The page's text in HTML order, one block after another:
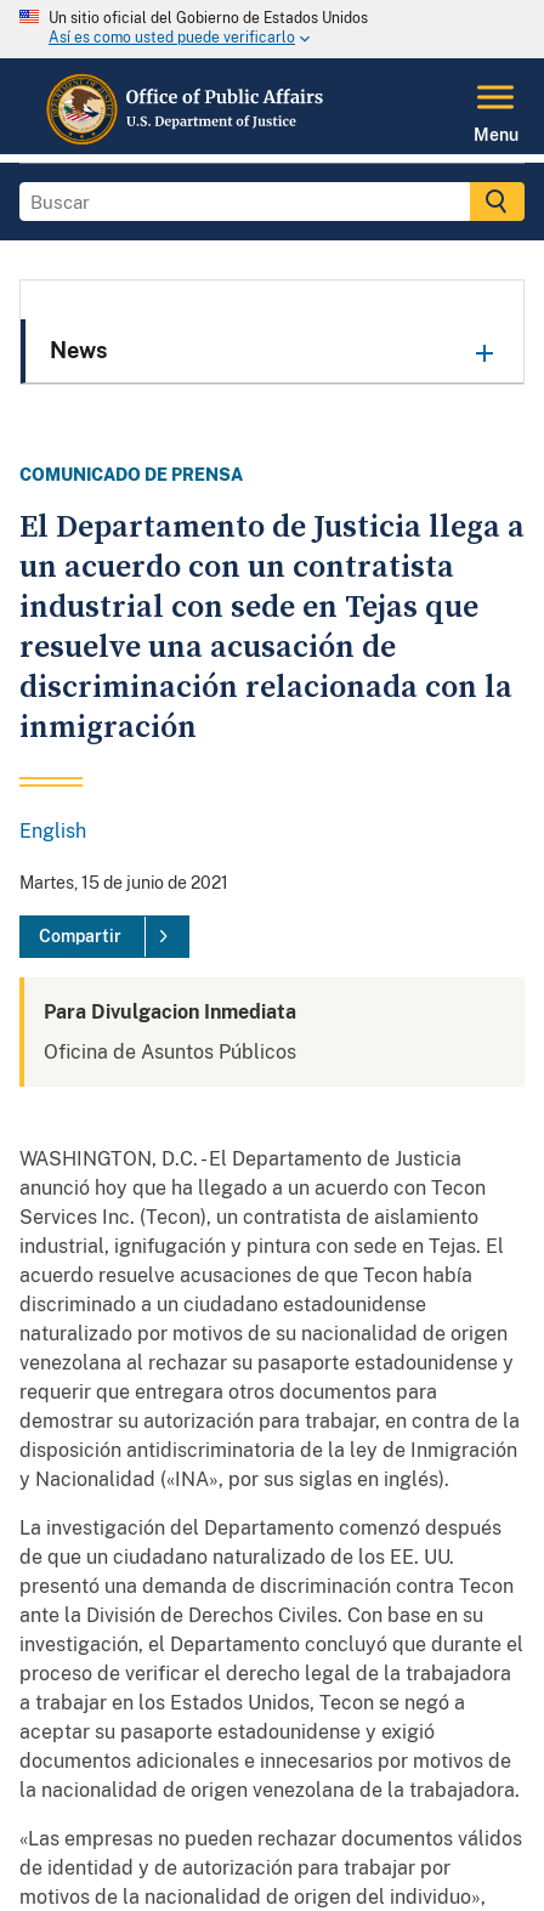
Un sitio oficial del Gobierno de Estados Unidos
Así es como usted puede verificarlo
Menu
News
COMUNICADO DE PRENSA
El Departamento de Justicia llega a
un acuerdo con un contratista
industrial con sede en Tejas que
resuelve una acusación de
discriminación relacionada con la
inmigración
English
Martes, 15 de junio de 2021
Compartir
Para Divulgacion Inmediata
Oficina de Asuntos Públicos
WASHINGTON, D.C. - El Departamento de Justicia
anunció hoy que ha llegado a un acuerdo con Tecon
Services Inc. (Tecon), un contratista de aislamiento
industrial, ignifugación y pintura con sede en Tejas. El
acuerdo resuelve acusaciones de que Tecon había
discriminado a un ciudadano estadounidense
naturalizado por motivos de su nacionalidad de origen
venezolana al rechazar su pasaporte estadounidense y
requerir que entregara otros documentos para
demostrar su autorización para trabajar, en contra de la
disposición antidiscriminatoria de la ley de Inmigración
y Nacionalidad («INA», por sus siglas en inglés).
La investigación del Departamento comenzó después
de que un ciudadano naturalizado de los EE. UU.
presentó una demanda de discriminación contra Tecon
ante la División de Derechos Civiles. Con base en su
investigación, el Departamento concluyó que durante el
proceso de verificar el derecho legal de la trabajadora
a trabajar en los Estados Unidos, Tecon se negó a
aceptar su pasaporte estadounidense y exigió
documentos adicionales e innecesarios por motivos de
la nacionalidad de origen venezolana de la trabajadora.
«Las empresas no pueden rechazar documentos válidos
de identidad y de autorización para trabajar por
motivos de la nacionalidad de origen del individuo»,